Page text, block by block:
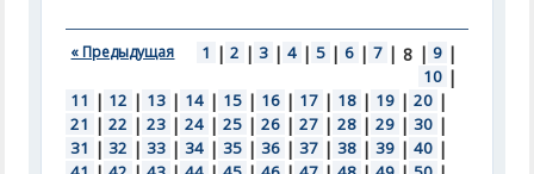
« Предыдущая 1 | 2 | 3 | 4 | 5 | 6 | 7 | 8 | 9 |
10 |
11 | 12 | 13 | 14 | 15 | 16 | 17 | 18 | 19 | 20 |
21 | 22 | 23 | 24 | 25 | 26 | 27 | 28 | 29 | 30 |
31 | 32 | 33 | 34 | 35 | 36 | 37 | 38 | 39 | 40 |